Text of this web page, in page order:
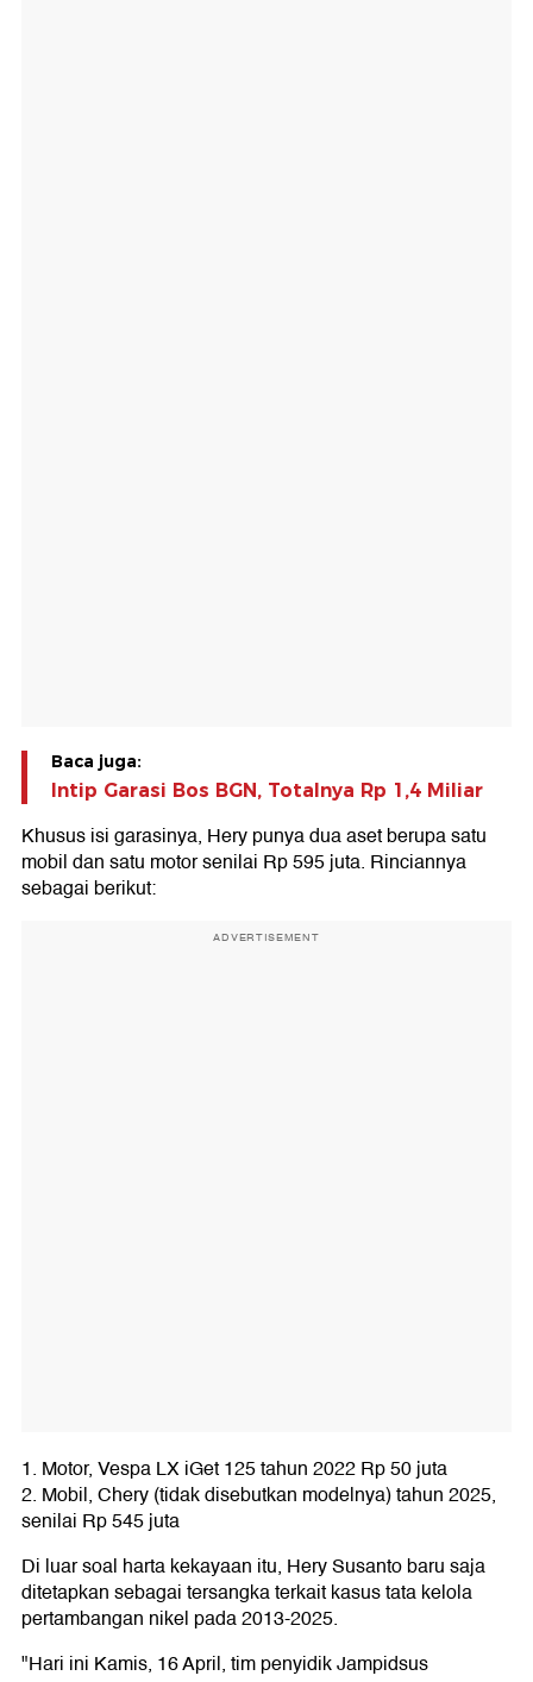
Baca juga:
Intip Garasi Bos BGN, Totalnya Rp 1,4 Miliar
Khusus isi garasinya, Hery punya dua aset berupa satu
mobil dan satu motor senilai Rp 595 juta. Rinciannya
sebagai berikut:
ADVERTISEMENT
1. Motor, Vespa LX iGet 125 tahun 2022 Rp 50 juta
2. Mobil, Chery (tidak disebutkan modelnya) tahun 2025,
senilai Rp 545 juta
Di luar soal harta kekayaan itu, Hery Susanto baru saja
ditetapkan sebagai tersangka terkait kasus tata kelola
pertambangan nikel pada 2013-2025.
"Hari ini Kamis, 16 April, tim penyidik Jampidsus